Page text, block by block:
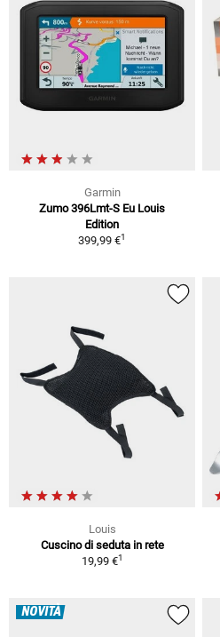
Garmin
Zumo 396Lmt-S Eu Louis
Edition
399,99 €1
Louis
Cuscino di seduta in rete
19,99 €1
NOVITÀ